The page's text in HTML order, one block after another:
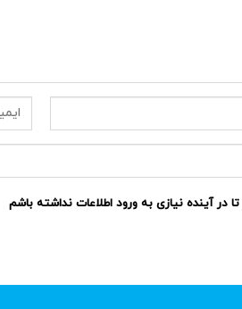
در آینده نیازی به ورود اطلاعات نداشته باشم